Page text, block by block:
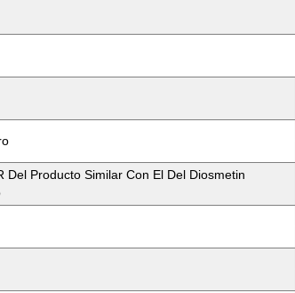
Del Producto Similar Con El Del Diosmetin